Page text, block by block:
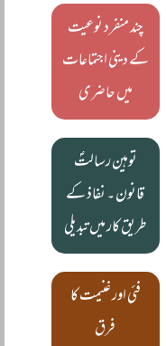
چند منفرد نوعیت
کے دینی اجتماعات
میں حاضری
توہین رسالتؐ
قانون ۔ نفاذ کے
طریق کار میں تبدیلی
فئی اور غنیمت کا
فرق